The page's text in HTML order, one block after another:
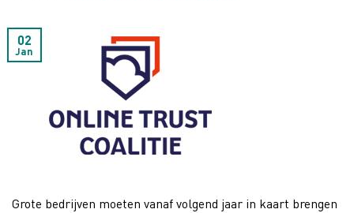
02
Jan
Grote bedrijven moeten vanaf volgend jaar in kaart brengen